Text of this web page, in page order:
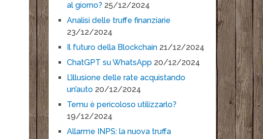
al giorno? 25/12/2024
Analisi delle truffe finanziarie
23/12/2024
Il futuro della Blockchain 21/12/2024
ChatGPT su WhatsApp 20/12/2024
L’illusione delle rate acquistando
un’auto 20/12/2024
Temu è pericoloso utilizzarlo?
19/12/2024
Allarme INPS: la nuova truffa